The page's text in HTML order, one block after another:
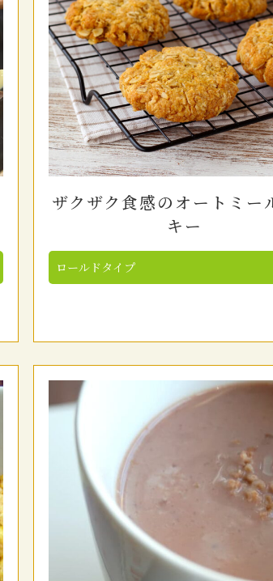
ザクザク食感のオートミー
キー
ロールドタイプ